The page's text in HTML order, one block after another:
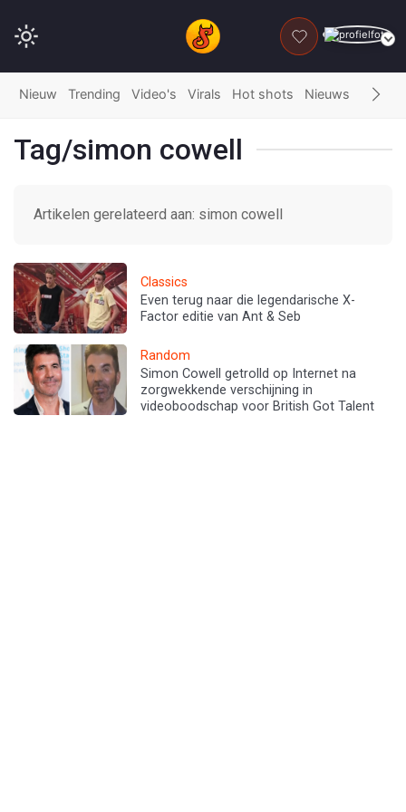
DONEER
Nieuw Trending Video's Virals Hot shots Nieuws Fails
Tag/simon cowell
Artikelen gerelateerd aan: simon cowell
Classics
Even terug naar die legendarische X-
Factor editie van Ant & Seb
Random
Simon Cowell getrolld op Internet na
zorgwekkende verschijning in
videoboodschap voor British Got Talent